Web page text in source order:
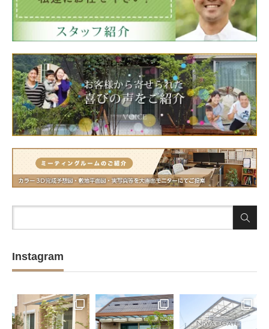
Instagram